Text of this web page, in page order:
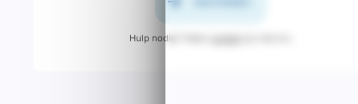
Hulp nodig? Neem